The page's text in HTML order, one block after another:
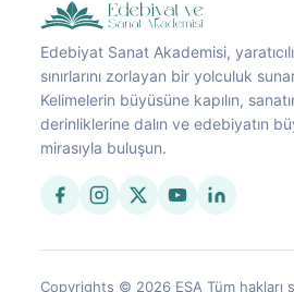
Edebiyat Sanat Akademisi,
sınırlarını zorlayan bir yolculuk
Kelimelerin büyüsüne kapılın,
derinliklerine dalın ve edebiyatın
mirasıyla buluşun.
Copyrights © 2026 ESA Tüm hakları